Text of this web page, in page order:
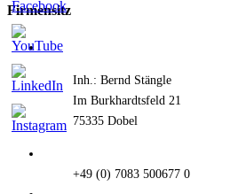
Firmensitz
Inh.: Bernd Stängle
Im Burkhardtsfeld 21
75335 Dobel
+49 (0) 7083 500677 0